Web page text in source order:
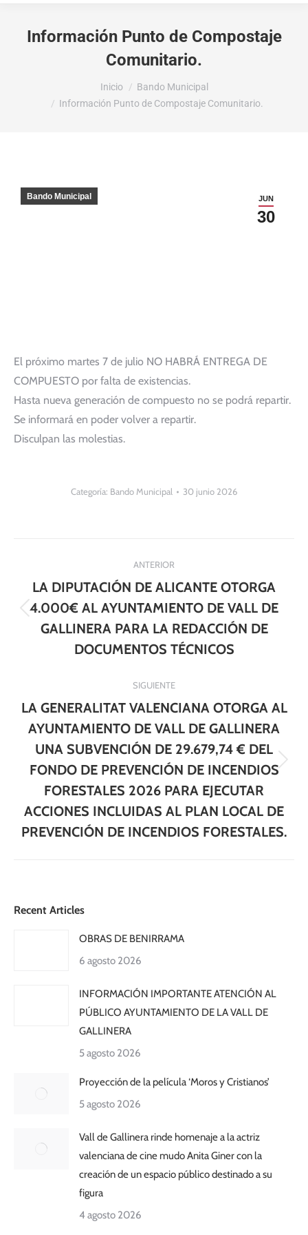
Información Punto de Compostaje
Comunitario.
Inicio
Bando Municipal
Información Punto de Compostaje Comunitario.
JUN
30
Bando Municipal
El próximo martes 7 de julio NO HABRÁ ENTREGA DE
COMPUESTO por falta de existencias.
Hasta nueva generación de compuesto no se podrá repartir.
Se informará en poder volver a repartir.
Disculpan las molestias.
Categoría: Bando Municipal 30 junio 2026
entre
publicaciones
ANTERIOR
Publicación
anterior:
LA DIPUTACIÓN DE ALICANTE OTORGA
4.000€ AL AYUNTAMIENTO DE VALL DE
GALLINERA PARA LA REDACCIÓN DE
DOCUMENTOS TÉCNICOS
SIGUIENTE
Publicación
siguiente:
LA GENERALITAT VALENCIANA OTORGA AL
AYUNTAMIENTO DE VALL DE GALLINERA
UNA SUBVENCIÓN DE 29.679,74 € DEL
FONDO DE PREVENCIÓN DE INCENDIOS
FORESTALES 2026 PARA EJECUTAR
ACCIONES INCLUIDAS AL PLAN LOCAL DE
PREVENCIÓN DE INCENDIOS FORESTALES.
Recent Articles
OBRAS DE BENIRRAMA
6 agosto 2026
INFORMACIÓN IMPORTANTE ATENCIÓN AL
PÚBLICO AYUNTAMIENTO DE LA VALL DE
GALLINERA
5 agosto 2026
Proyección de la película ‘Moros y Cristianos’
5 agosto 2026
Vall de Gallinera rinde homenaje a la actriz
valenciana de cine mudo Anita Giner con la
creación de un espacio público destinado a su
figura
4 agosto 2026